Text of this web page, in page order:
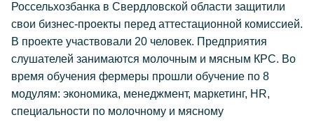
Россельхозбанка в Свердловской области защитили
свои бизнес-проекты перед аттестационной комиссией.
В проекте участвовали 20 человек. Предприятия
слушателей занимаются молочным и мясным КРС. Во
время обучения фермеры прошли обучение по 8
модулям: экономика, менеджмент, маркетинг, HR,
специальности по молочному и мясному